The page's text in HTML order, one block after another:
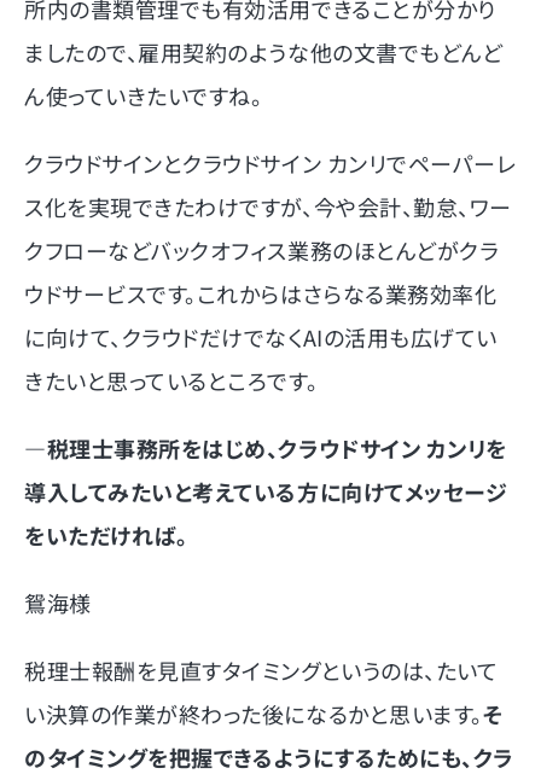
所内の書類管理でも有効活用できることが分かり
ましたので、雇用契約のような他の文書でもどんど
ん使っていきたいですね。
クラウドサインとクラウドサイン カンリでペーパーレ
ス化を実現できたわけですが、今や会計、勤怠、ワー
クフローなどバックオフィス業務のほとんどがクラ
ウドサービスです。これからはさらなる業務効率化
に向けて、クラウドだけでなくAIの活用も広げてい
きたいと思っているところです。
―税理士事務所をはじめ、クラウドサイン カンリを
導入してみたいと考えている方に向けてメッセージ
をいただければ。
鴛海様
税理士報酬を見直すタイミングというのは、たいて
い決算の作業が終わった後になるかと思います。そ
のタイミングを把握できるようにするためにも、クラ